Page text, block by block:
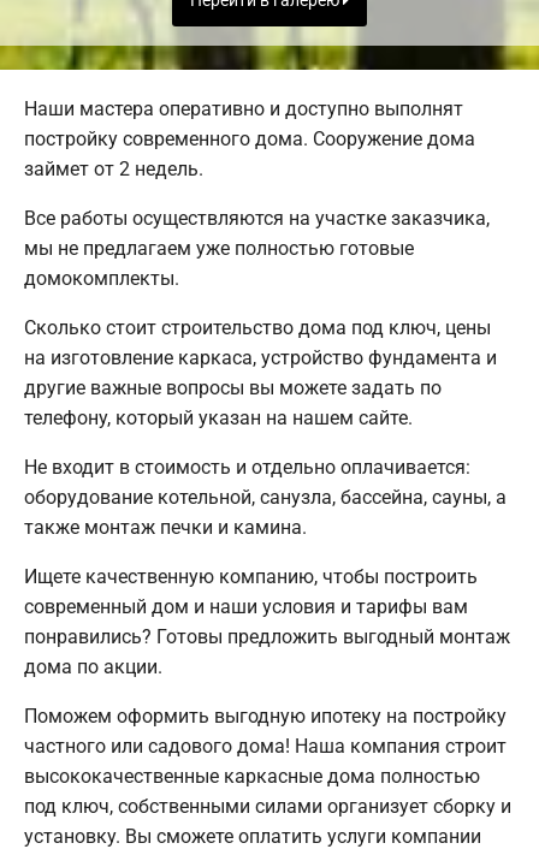
Наши мастера оперативно и доступно выполнят
постройку современного дома. Сооружение дома
займет от 2 недель.
Все работы осуществляются на участке заказчика,
мы не предлагаем уже полностью готовые
домокомплекты.
Сколько стоит строительство дома под ключ, цены
на изготовление каркаса, устройство фундамента и
другие важные вопросы вы можете задать по
телефону, который указан на нашем сайте.
Не входит в стоимость и отдельно оплачивается:
оборудование котельной, санузла, бассейна, сауны, а
также монтаж печки и камина.
Ищете качественную компанию, чтобы построить
современный дом и наши условия и тарифы вам
понравились? Готовы предложить выгодный монтаж
дома по акции.
Поможем оформить выгодную ипотеку на постройку
частного или садового дома! Наша компания строит
высококачественные каркасные дома полностью
под ключ, собственными силами организует сборку и
установку. Вы сможете оплатить услуги компании